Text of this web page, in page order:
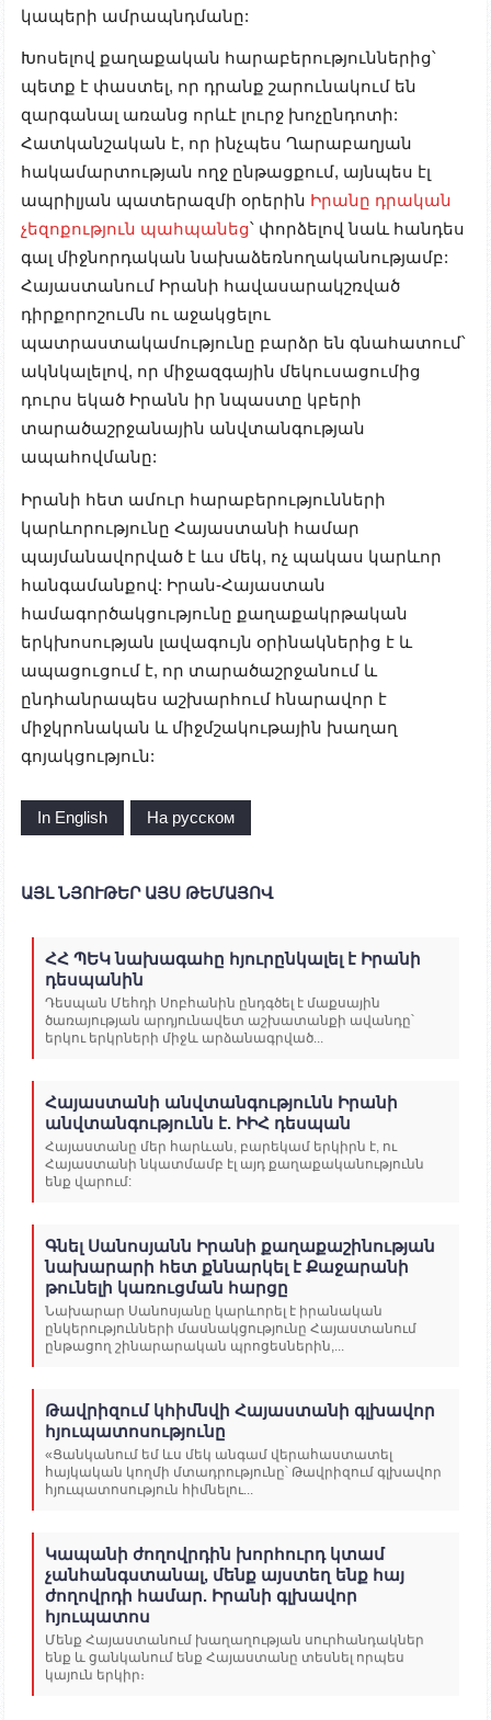
կապերի ամրապնդմանը:
Խոսելով քաղաքական հարաբերություններից՝
պետք է փաստել, որ դրանք շարունակում են
զարգանալ առանց որևէ լուրջ խոչընդոտի:
Հատկանշական է, որ ինչպես Ղարաբաղյան
հակամարտության ողջ ընթացքում, այնպես էլ
ապրիլյան պատերազմի օրերին Իրանը դրական
չեզոքություն պահպանեց՝ փորձելով նաև հանդես
գալ միջնորդական նախաձեռնողականությամբ:
Հայաստանում Իրանի հավասարակշռված
դիրքորոշումն ու աջակցելու
պատրաստակամությունը բարձր են գնահատում՝
ակնկալելով, որ միջազգային մեկուսացումից
դուրս եկած Իրանն իր նպաստը կբերի
տարածաշրջանային անվտանգության
ապահովմանը:
Իրանի հետ ամուր հարաբերությունների
կարևորությունը Հայաստանի համար
պայմանավորված է ևս մեկ, ոչ պակաս կարևոր
հանգամանքով: Իրան-Հայաստան
համագործակցությունը քաղաքակրթական
երկխոսության լավագույն օրինակներից է և
ապացուցում է, որ տարածաշրջանում և
ընդհանրապես աշխարհում հնարավոր է
միջկրոնական և միջմշակութային խաղաղ
գոյակցություն:
In English На русском
ԱՅԼ ՆՅՈՒԹԵՐ ԱՅՍ ԹԵՄԱՅՈՎ
ՀՀ ՊԵԿ նախագահը հյուրընկալել է Իրանի
դեսպանին
Դեսպան Մեհդի Սոբհանին ընդգծել է մաքսային
ծառայության արդյունավետ աշխատանքի ավանդը՝
երկու երկրների միջև արձանագրված...
Հայաստանի անվտանգությունն Իրանի
անվտանգությունն է. ԻԻՀ դեսպան
Հայաստանը մեր հարևան, բարեկամ երկիրն է, ու
Հայաստանի նկատմամբ էլ այդ քաղաքականությունն
ենք վարում:
Գնել Սանոսյանն Իրանի քաղաքաշինության
նախարարի հետ քննարկել է Քաջարանի
թունելի կառուցման հարցը
Նախարար Սանոսյանը կարևորել է իրանական
ընկերությունների մասնակցությունը Հայաստանում
ընթացող շինարարական պրոցեսներին,...
Թավրիզում կհիմնվի Հայաստանի գլխավոր
հյուպատոսությունը
«Ցանկանում եմ ևս մեկ անգամ վերահաստատել
հայկական կողմի մտադրությունը՝ Թավրիզում գլխավոր
հյուպատոսություն հիմնելու...
Կապանի ժողովրդին խորհուրդ կտամ
չանհանգստանալ, մենք այստեղ ենք հայ
ժողովրդի համար. Իրանի գլխավոր
հյուպատոս
Մենք Հայաստանում խաղաղության սուրհանդակներ
ենք և ցանկանում ենք Հայաստանը տեսնել որպես
կայուն երկիր։